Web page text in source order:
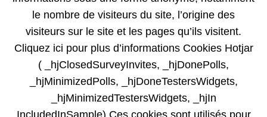
le nombre de visiteurs du site, l’origine des
visiteurs sur le site et les pages qu’ils visitent.
Cliquez ici pour plus d’informations Cookies Hotjar
( _hjClosedSurveyInvites, _hjDonePolls,
_hjMinimizedPolls, _hjDoneTestersWidgets,
_hjMinimizedTestersWidgets, _hjIn
IncludedInSample) Ces cookies sont utilisés pour